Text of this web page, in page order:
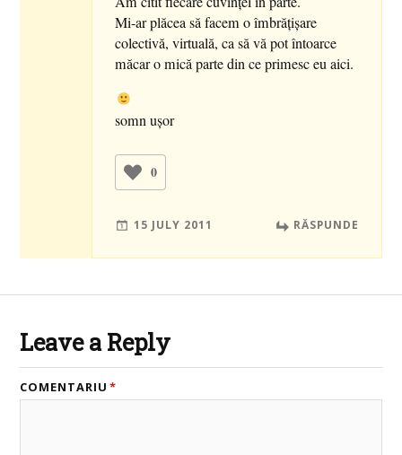
Mi-ar plăcea să facem o îmbrăţişare
colectivă, virtuală, ca să vă pot întoarce
măcar o mică parte din ce primesc eu aici.
somn uşor
0
15 JULY 2011 RĂSPUNDE
Leave a Reply
COMENTARIU *